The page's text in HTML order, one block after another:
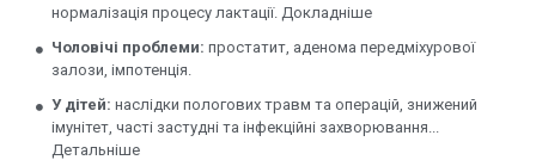
нормалізація процесу лактації. Докладніше
Чоловічі проблеми: простатит, аденома передміхурової
залози, імпотенція.
У дітей: наслідки пологових травм та операцій, знижений
імунітет, часті застудні та інфекційні захворювання...
Детальніше